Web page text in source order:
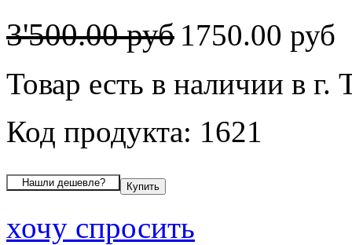
3'500.00 руб 1750.00 руб
Товар есть в наличии в г.
Код продукта: 1621
хочу спросить